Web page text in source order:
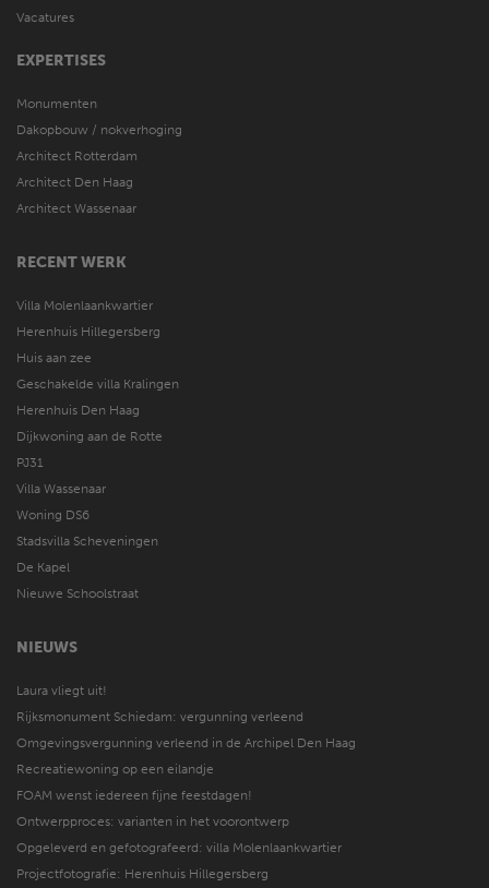
Vacatures
EXPERTISES
Monumenten
Dakopbouw / nokverhoging
Architect Rotterdam
Architect Den Haag
Architect Wassenaar
RECENT WERK
Villa Molenlaankwartier
Herenhuis Hillegersberg
Huis aan zee
Geschakelde villa Kralingen
Herenhuis Den Haag
Dijkwoning aan de Rotte
PJ31
Villa Wassenaar
Woning DS6
Stadsvilla Scheveningen
De Kapel
Nieuwe Schoolstraat
NIEUWS
Laura vliegt uit!
Rijksmonument Schiedam: vergunning verleend
Omgevingsvergunning verleend in de Archipel Den Haag
Recreatiewoning op een eilandje
FOAM wenst iedereen fijne feestdagen!
Ontwerpproces: varianten in het voorontwerp
Opgeleverd en gefotografeerd: villa Molenlaankwartier
Projectfotografie: Herenhuis Hillegersberg